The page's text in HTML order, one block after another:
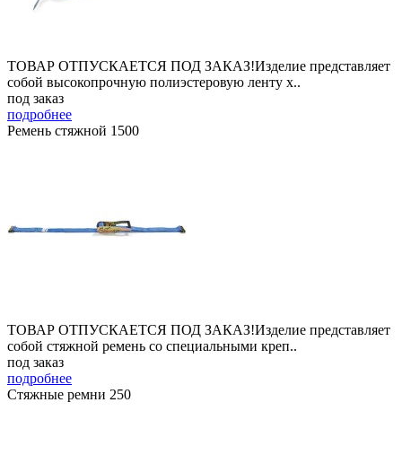
ТОВАР ОТПУСКАЕТСЯ ПОД ЗАКАЗ!Изделие представляет
собой высокопрочную полиэстеровую ленту х..
под заказ
подробнее
Ремень стяжной 1500
ТОВАР ОТПУСКАЕТСЯ ПОД ЗАКАЗ!Изделие представляет
собой стяжной ремень со специальными креп..
под заказ
подробнее
Стяжные ремни 250